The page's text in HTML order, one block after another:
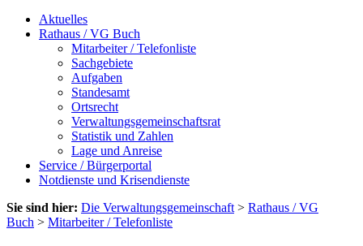
Aktuelles
Rathaus / VG Buch
Mitarbeiter / Telefonliste
Sachgebiete
Aufgaben
Standesamt
Ortsrecht
Verwaltungsgemeinschaftsrat
Statistik und Zahlen
Lage und Anreise
Service / Bürgerportal
Notdienste und Krisendienste
Sie sind hier: Die Verwaltungsgemeinschaft > Rathaus / VG
Buch > Mitarbeiter / Telefonliste